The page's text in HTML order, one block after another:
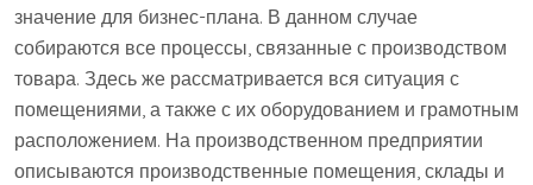
значение для бизнес-плана. В данном случае
собираются все процессы, связанные с производством
товара. Здесь же рассматривается вся ситуация с
помещениями, а также с их оборудованием и грамотным
расположением. На производственном предприятии
описываются производственные помещения, склады и